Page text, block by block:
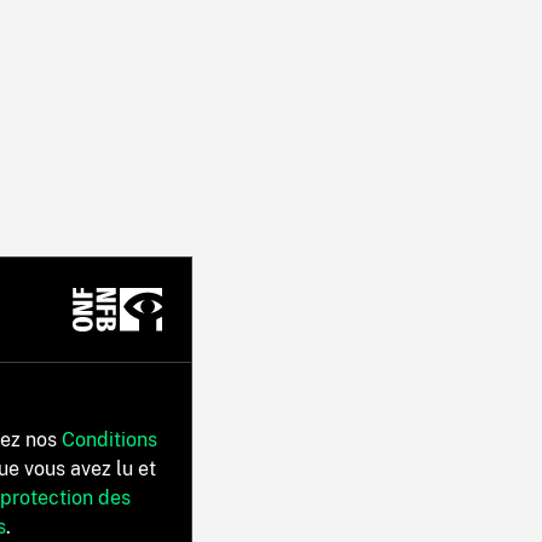
nos Conditions
vous avez lu et
des
.